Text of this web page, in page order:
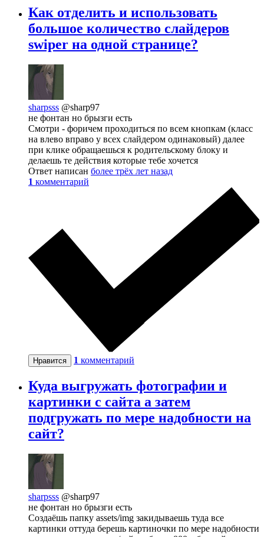
Как отделить и использовать
большое количество слайдеров
swiper на одной странице?
sharpsss @sharp97
не фонтан но брызги есть
Смотри - форичем проходиться по всем кнопкам (класс
на влево вправо у всех слайдером одинаковый) далее
при клике обращаешься к родительскому блоку и
делаешь те действия которые тебе хочется
Ответ написан более трёх лет назад
1 комментарий
Нравится 1 комментарий
Куда выгружать фотографии и
картинки с сайта а затем
подгружать по мере надобности на
сайт?
sharpsss @sharp97
не фонтан но брызги есть
Создаёшь папку assets/img закидываешь туда все
картинки оттуда берешь картиночки по мере надобности